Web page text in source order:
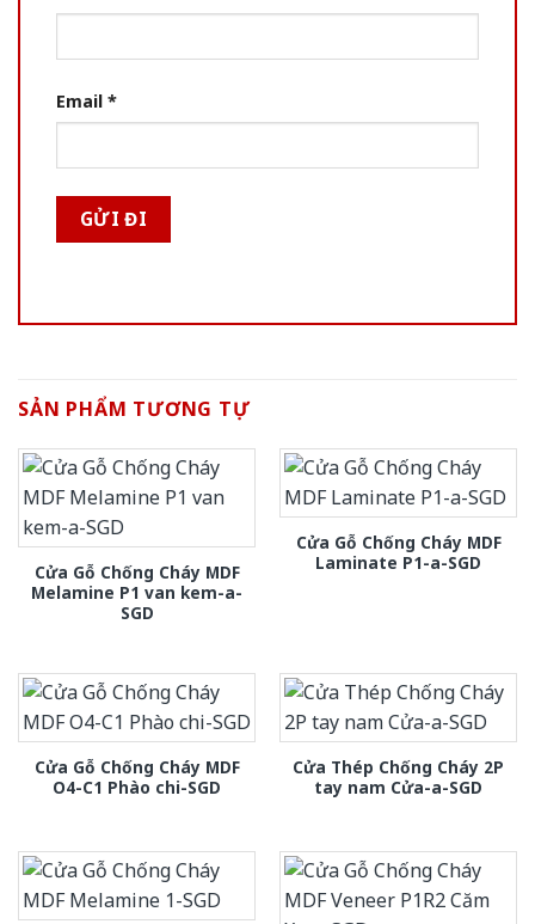
Email *
SẢN PHẨM TƯƠNG TỰ
Cửa Gỗ Chống Cháy MDF
Melamine P1 van kem-a-
SGD
Cửa Gỗ Chống Cháy MDF
Laminate P1-a-SGD
Cửa Gỗ Chống Cháy MDF
O4-C1 Phào chi-SGD
Cửa Thép Chống Cháy 2P
tay nam Cửa-a-SGD